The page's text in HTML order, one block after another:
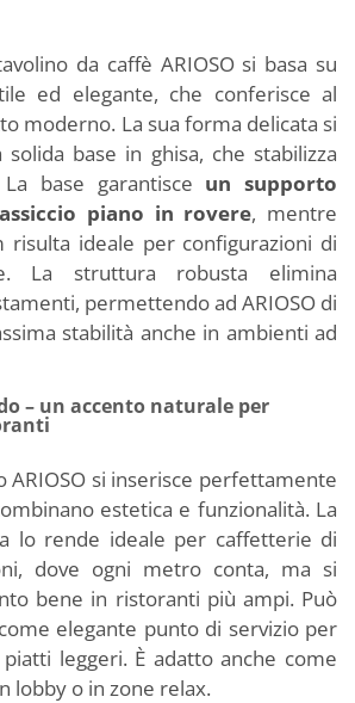
da caffè ARIOSO si basa su
ed elegante, che conferisce al
moderno. La sua forma delicata si
base in ghisa, che stabilizza
base garantisce un supporto
piano in rovere, mentre
risulta ideale per configurazioni di
La struttura robusta elimina
permettendo ad ARIOSO di
stabilità anche in ambienti ad
– un accento naturale per
ARIOSO si inserisce perfettamente
estetica e funzionalità. La
lo rende ideale per caffetterie di
dove ogni metro conta, ma si
bene in ristoranti più ampi. Può
elegante punto di servizio per
leggeri. È adatto anche come
lobby o in zone relax.